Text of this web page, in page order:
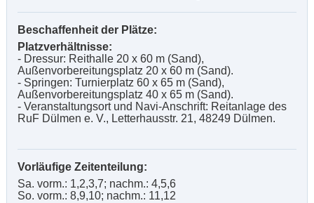
Beschaffenheit der Plätze:
Platzverhältnisse:
- Dressur: Reithalle 20 x 60 m (Sand),
Außenvorbereitungsplatz 20 x 60 m (Sand).
- Springen: Turnierplatz 60 x 65 m (Sand),
Außenvorbereitungsplatz 40 x 65 m (Sand).
- Veranstaltungsort und Navi-Anschrift: Reitanlage des
RuF Dülmen e. V., Letterhausstr. 21, 48249 Dülmen.
Vorläufige Zeitenteilung:
Sa. vorm.: 1,2,3,7; nachm.: 4,5,6
So. vorm.: 8,9,10; nachm.: 11,12